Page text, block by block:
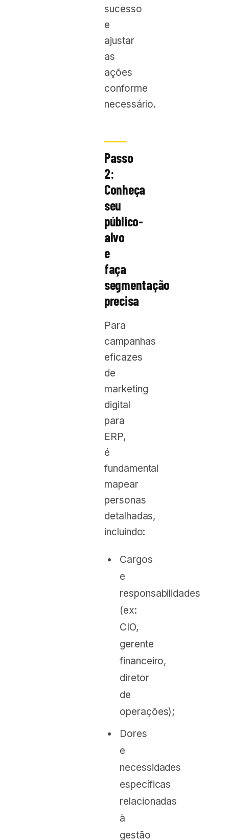
sucesso
e
ajustar
as
ações
conforme
necessário.
Passo
2:
Conheça
seu
público-
alvo
e
faça
segmentação
precisa
Para
campanhas
eficazes
de
marketing
digital
para
ERP,
é
fundamental
mapear
personas
detalhadas,
incluindo:
Cargos
e
responsabilidades
(ex:
CIO,
gerente
financeiro,
diretor
de
operações);
Dores
e
necessidades
específicas
relacionadas
à
gestão